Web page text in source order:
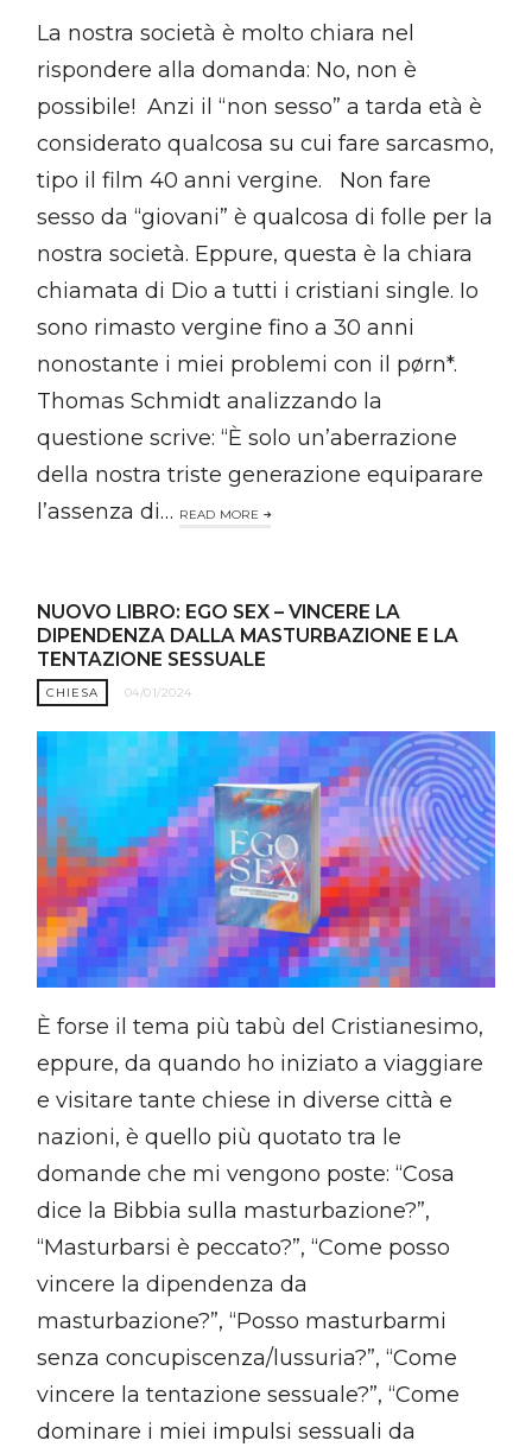
La nostra società è molto chiara nel
rispondere alla domanda: No, non è
possibile! Anzi il “non sesso” a tarda età è
considerato qualcosa su cui fare sarcasmo,
tipo il film 40 anni vergine. Non fare
sesso da “giovani” è qualcosa di folle per la
nostra società. Eppure, questa è la chiara
chiamata di Dio a tutti i cristiani single. Io
sono rimasto vergine fino a 30 anni
nonostante i miei problemi con il pørn*.
Thomas Schmidt analizzando la
questione scrive: “È solo un’aberrazione
della nostra triste generazione equiparare
l’assenza di… READ MORE
NUOVO LIBRO: EGO SEX – VINCERE LA
DIPENDENZA DALLA MASTURBAZIONE E LA
TENTAZIONE SESSUALE
CHIESA 04/01/2024
È forse il tema più tabù del Cristianesimo,
eppure, da quando ho iniziato a viaggiare
e visitare tante chiese in diverse città e
nazioni, è quello più quotato tra le
domande che mi vengono poste: “Cosa
dice la Bibbia sulla masturbazione?”,
“Masturbarsi è peccato?”, “Come posso
vincere la dipendenza da
masturbazione?”, “Posso masturbarmi
senza concupiscenza/lussuria?”, “Come
vincere la tentazione sessuale?”, “Come
dominare i miei impulsi sessuali da